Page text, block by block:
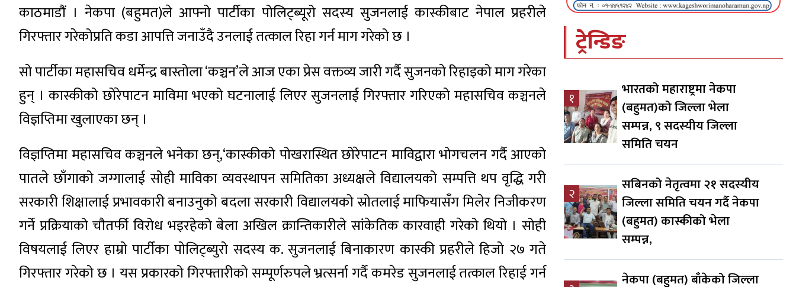
काठमाडौं । नेकपा (बहुमत)ले आफ्नो पार्टीका पोलिट्ब्यूरो सदस्य सुजनलाई कास्कीबाट नेपाल प्रहरीले
गिरफ्तार गरेकोप्रति कडा आपत्ति जनाउँदै उनलाई तत्काल रिहा गर्न माग गरेको छ ।
सो पार्टीका महासचिव धर्मेन्द्र बास्तोला ‘कञ्चन’ले आज एका प्रेस वक्तव्य जारी गर्दै सुजनको रिहाइको माग गरेका
हुन् । कास्कीको छोरेपाटन माविमा भएको घटनालाई लिएर सुजनलाई गिरफ्तार गरिएको महासचिव कञ्चनले
विज्ञप्तिमा खुलाएका छन् ।
विज्ञप्तिमा महासचिव कञ्चनले भनेका छन्,‘कास्कीको पोखरास्थित छोरेपाटन माविद्वारा भोगचलन गर्दै आएको
पातले छाँगाको जग्गालाई सोही माविका व्यवस्थापन समितिका अध्यक्षले विद्यालयको सम्पत्ति थप वृद्धि गरी
सरकारी शिक्षालाई प्रभावकारी बनाउनुको बदला सरकारी विद्यालयको स्रोतलाई माफियासँग मिलेर निजीकरण
गर्ने प्रक्रियाको चौतर्फी विरोध भइरहेको बेला अखिल क्रान्तिकारीले सांकेतिक कारवाही गरेको थियो । सोही
विषयलाई लिएर हाम्रो पार्टीका पोलिट्ब्युरो सदस्य क. सुजनलाई बिनाकारण कास्की प्रहरीले हिजो २७ गते
गिरफ्तार गरेको छ । यस प्रकारको गिरफ्तारीको सम्पूर्णरुपले भ्रत्सर्ना गर्दै कमरेड सुजनलाई तत्काल रिहाई गर्न
ट्रेन्डिङ
१
भारतको महाराष्ट्रमा नेकपा
(बहुमत)को जिल्ला भेला
सम्पन्न, ९ सदस्यीय जिल्ला
समिति चयन
२
सबिनको नेतृत्वमा २१ सदस्यीय
जिल्ला समिति चयन गर्दै नेकपा
(बहुमत) कास्कीको भेला
सम्पन्न,
नेकपा (बहुमत) बाँकेको जिल्ला